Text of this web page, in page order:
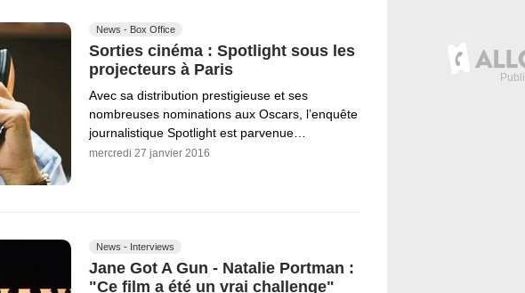
News - Box Office
Sorties cinéma : Spotlight sous les
projecteurs à Paris
Avec sa distribution prestigieuse et ses
nombreuses nominations aux Oscars, l’enquête
journalistique Spotlight est parvenue…
mercredi 27 janvier 2016
News - Interviews
Jane Got A Gun - Natalie Portman :
"Ce film a été un vrai challenge"